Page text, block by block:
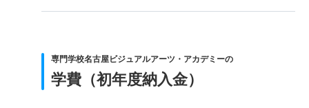
専門学校名古屋ビジュアルアーツ・アカデミーの
学費（初年度納入金）